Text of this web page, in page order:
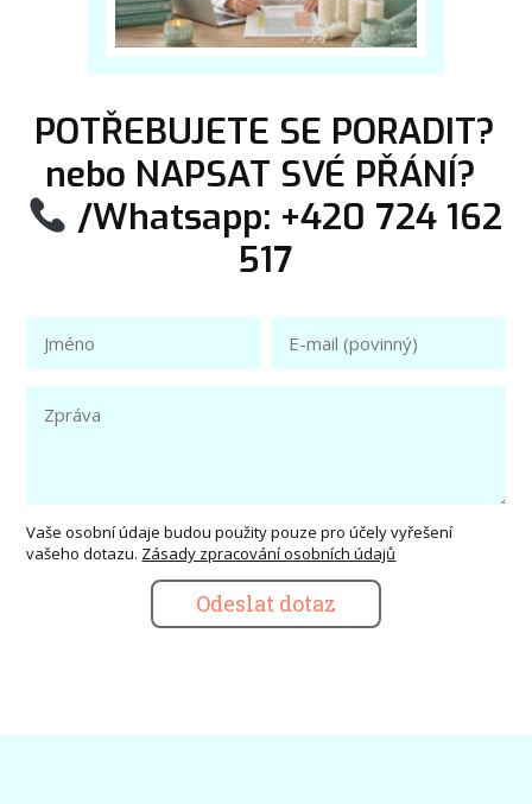
POTŘEBUJETE SE PORADIT?
nebo NAPSAT SVÉ PŘÁNÍ?
/Whatsapp: +420 724 162
517
Vaše osobní údaje budou použity pouze pro účely vyřešení
vašeho dotazu. Zásady zpracování osobních údajů
Odeslat dotaz